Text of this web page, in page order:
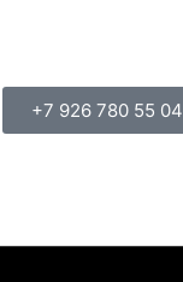
+7 926 780 55 04